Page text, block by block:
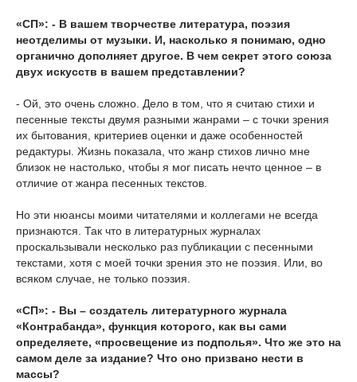
«СП»: - В вашем творчестве литература, поэзия
неотделимы от музыки. И, насколько я понимаю, одно
органично дополняет другое. В чем секрет этого союза
двух искусств в вашем представлении?
- Ой, это очень сложно. Дело в том, что я считаю стихи и
песенные тексты двумя разными жанрами – с точки зрения
их бытования, критериев оценки и даже особенностей
редактуры. Жизнь показала, что жанр стихов лично мне
близок не настолько, чтобы я мог писать нечто ценное – в
отличие от жанра песенных текстов.
Но эти нюансы моими читателями и коллегами не всегда
признаются. Так что в литературных журналах
проскальзывали несколько раз публикации с песенными
текстами, хотя с моей точки зрения это не поэзия. Или, во
всяком случае, не только поэзия.
«СП»: - Вы – создатель литературного журнала
«Контрабанда», функция которого, как вы сами
определяете, «просвещение из подполья». Что же это на
самом деле за издание? Что оно призвано нести в
массы?